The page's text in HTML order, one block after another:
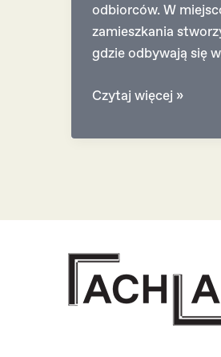
odbiorców. W
zamieszkania
gdzie odbywają się
Emilia
Czytaj więcej »